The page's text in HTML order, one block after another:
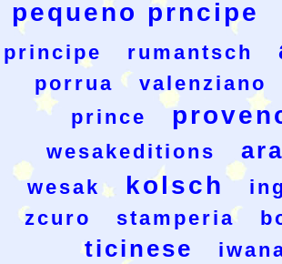
pequeno prncipe
principe
rumantsch
porrua valenziano
prince
wesakeditions
wesak kolsch
zcuro
stamperia
ticinese